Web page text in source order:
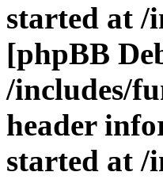
started at /
[phpBB
/includes/
header
started at /